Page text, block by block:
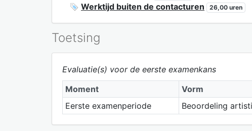
Werktijd buiten de contacturen 26,00 uren
Toetsing
Evaluatie(s) voor de eerste examenkans
Moment
Vorm
Eerste examenperiode
Beoordeling